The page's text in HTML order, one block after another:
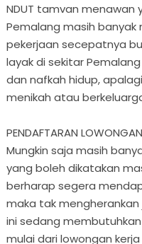
NDUT tamvan menawan
Pemalang masih
pekerjaan secepatnya
layak di sekitar
dan nafkah hidup,
menikah atau
PENDAFTARAN
Mungkin saja masih
yang boleh dikatakan
berharap segera
maka tak
ini sedang
mulai dari lowongan